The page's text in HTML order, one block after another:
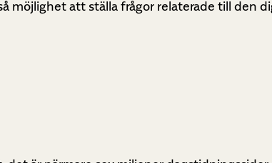
möjlighet att ställa frågor relaterade till den